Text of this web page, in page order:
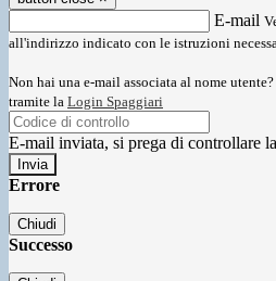
E-mail
all'indirizzo indicato con le istruzioni
Non hai una e-mail associata al nome
tramite la Login Spaggiari
E-mail inviata, si prega di controllare
Errore
Chiudi
Successo